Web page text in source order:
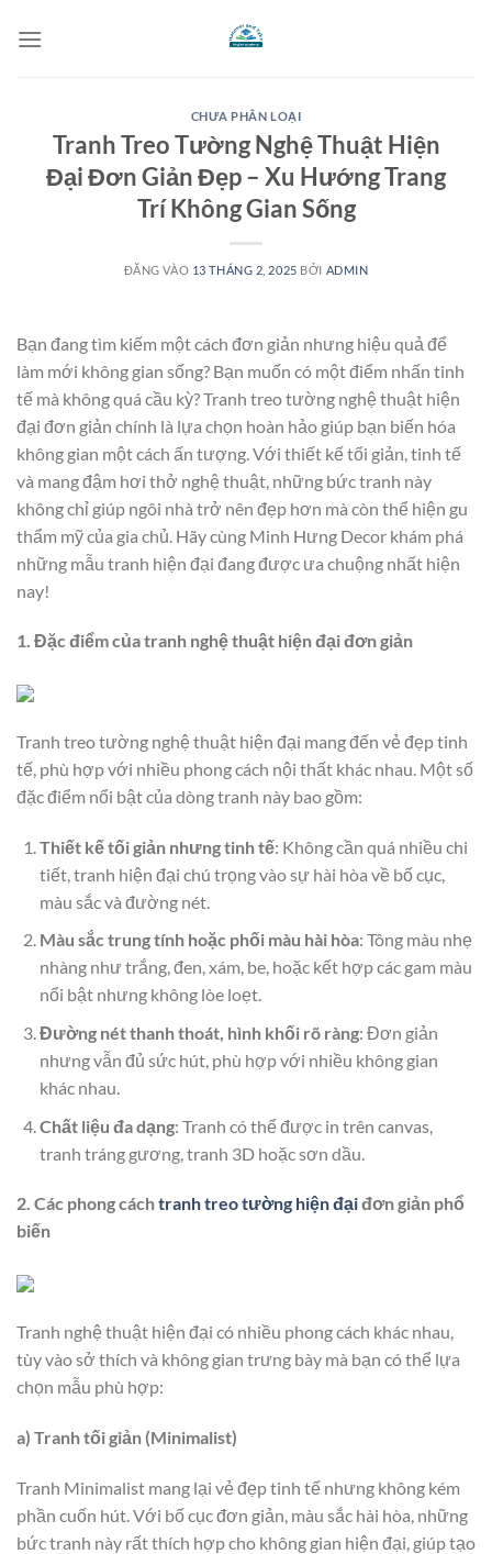
qua
CHƯA PHÂN LOẠI
Tranh Treo Tường Nghệ Thuật Hiện
Đại Đơn Giản Đẹp – Xu Hướng Trang
Trí Không Gian Sống
ĐĂNG VÀO 13 THÁNG 2, 2025 BỞI ADMIN
Bạn đang tìm kiếm một cách đơn giản nhưng hiệu quả để
làm mới không gian sống? Bạn muốn có một điểm nhấn tinh
tế mà không quá cầu kỳ? Tranh treo tường nghệ thuật hiện
đại đơn giản chính là lựa chọn hoàn hảo giúp bạn biến hóa
không gian một cách ấn tượng. Với thiết kế tối giản, tinh tế
và mang đậm hơi thở nghệ thuật, những bức tranh này
không chỉ giúp ngôi nhà trở nên đẹp hơn mà còn thể hiện gu
thẩm mỹ của gia chủ. Hãy cùng Minh Hưng Decor khám phá
những mẫu tranh hiện đại đang được ưa chuộng nhất hiện
nay!
1. Đặc điểm của tranh nghệ thuật hiện đại đơn giản
Tranh treo tường nghệ thuật hiện đại mang đến vẻ đẹp tinh
tế, phù hợp với nhiều phong cách nội thất khác nhau. Một số
đặc điểm nổi bật của dòng tranh này bao gồm:
Thiết kế tối giản nhưng tinh tế: Không cần quá nhiều chi
tiết, tranh hiện đại chú trọng vào sự hài hòa về bố cục,
màu sắc và đường nét.
Màu sắc trung tính hoặc phối màu hài hòa: Tông màu nhẹ
nhàng như trắng, đen, xám, be, hoặc kết hợp các gam màu
nổi bật nhưng không lòe loẹt.
Đường nét thanh thoát, hình khối rõ ràng: Đơn giản
nhưng vẫn đủ sức hút, phù hợp với nhiều không gian
khác nhau.
Chất liệu đa dạng: Tranh có thể được in trên canvas,
tranh tráng gương, tranh 3D hoặc sơn dầu.
2. Các phong cáchtranh treo tường hiện đạiđơn giản phổ
biến
Tranh nghệ thuật hiện đại có nhiều phong cách khác nhau,
tùy vào sở thích và không gian trưng bày mà bạn có thể lựa
chọn mẫu phù hợp:
a) Tranh tối giản (Minimalist)
Tranh Minimalist mang lại vẻ đẹp tinh tế nhưng không kém
phần cuốn hút. Với bố cục đơn giản, màu sắc hài hòa, những
bức tranh này rất thích hợp cho không gian hiện đại, giúp tạo